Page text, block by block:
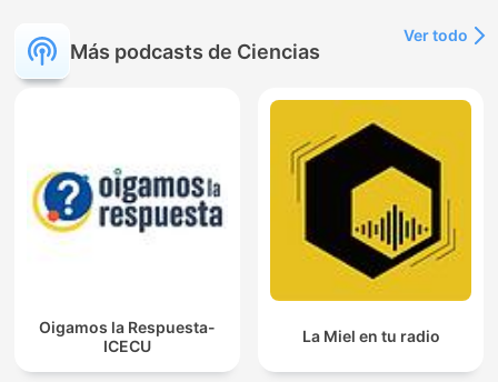
Más podcasts de Ciencias
Ver todo
Oigamos la Respuesta-
ICECU
La Miel en tu radio